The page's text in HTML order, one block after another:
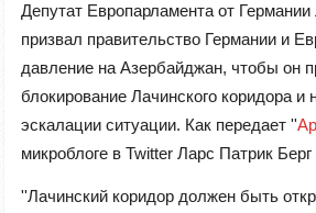
Депутат Европарламента от
призвал правительство Германии и
давление на Азербайджан, чтобы он
блокирование Лачинского коридора и
эскалации ситуации. Как передает ''
микроблоге в Twitter Ларс Патрик
''Лачинский коридор должен быть